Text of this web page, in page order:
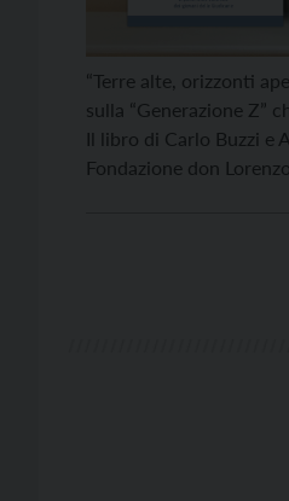
“Terre alte, orizzonti
sulla “Generazione Z”
Il libro di Carlo Buzzi e
Fondazione don